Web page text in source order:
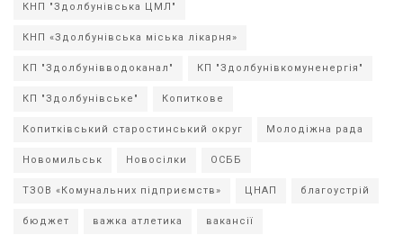
КНП "Здолбунівська ЦМЛ"
КНП «Здолбунівська міська лікарня»
КП "Здолбунівводоканал" КП "Здолбунівкомуненергія"
КП "Здолбунівське" Копиткове
Копитківський старостинський округ Молодіжна рада
Новомильськ Новосілки ОСББ
ТЗОВ «Комунальних підприємств» ЦНАП благоустрій
бюджет важка атлетика вакансії